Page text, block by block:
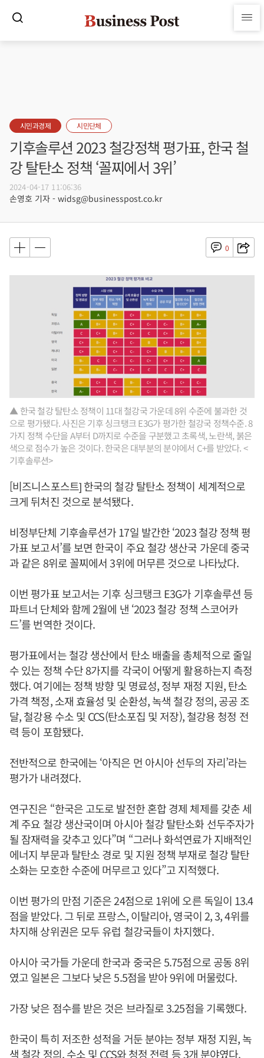
시민과경제 시민단체
기후솔루션 2023 철강정책 평가표, 한국 철
강 탈탄소 정책 ‘꼴찌에서 3위’
2024-04-17 11:06:36
손영호 기자 - widsg@businesspost.co.kr
0
▲ 한국 철강 탈탄소 정책이 11대 철강국 가운데 8위 수준에 불과한 것
으로 평가됐다. 사진은 기후 싱크탱크 E3G가 평가한 철강국 정책수준. 8
가지 정책 수단을 A부터 D까지로 수준을 구분했고 초록색, 노란색, 붉은
색으로 점수가 높은 것이다. 한국은 대부분의 분야에서 C+를 받았다. <
기후솔루션>
[비즈니스포스트] 한국의 철강 탈탄소 정책이 세계적으로
크게 뒤처진 것으로 분석됐다.
비정부단체 기후솔루션가 17일 발간한 ‘2023 철강 정책 평
가표 보고서’를 보면 한국이 주요 철강 생산국 가운데 중국
과 같은 8위로 꼴찌에서 3위에 머무른 것으로 나타났다.
이번 평가표 보고서는 기후 싱크탱크 E3G가 기후솔루션 등
파트너 단체와 함께 2월에 낸 ‘2023 철강 정책 스코어카
드’를 번역한 것이다.
평가표에서는 철강 생산에서 탄소 배출을 총체적으로 줄일
수 있는 정책 수단 8가지를 각국이 어떻게 활용하는지 측정
했다. 여기에는 정책 방향 및 명료성, 정부 재정 지원, 탄소
가격 책정, 소재 효율성 및 순환성, 녹색 철강 정의, 공공 조
달, 철강용 수소 및 CCS(탄소포집 및 저장), 철강용 청정 전
력 등이 포함됐다.
전반적으로 한국에는 ‘아직은 먼 아시아 선두의 자리’라는
평가가 내려졌다.
연구진은 “한국은 고도로 발전한 혼합 경제 체제를 갖춘 세
계 주요 철강 생산국이며 아시아 철강 탈탄소화 선두주자가
될 잠재력을 갖추고 있다”며 “그러나 화석연료가 지배적인
에너지 부문과 탈탄소 경로 및 지원 정책 부재로 철강 탈탄
소화는 모호한 수준에 머무르고 있다”고 지적했다.
이번 평가의 만점 기준은 24점으로 1위에 오른 독일이 13.4
점을 받았다. 그 뒤로 프랑스, 이탈리아, 영국이 2, 3, 4위를
차지해 상위권은 모두 유럽 철강국들이 차지했다.
아시아 국가들 가운데 한국과 중국은 5.75점으로 공동 8위
였고 일본은 그보다 낮은 5.5점을 받아 9위에 머물렀다.
가장 낮은 점수를 받은 것은 브라질로 3.25점을 기록했다.
한국이 특히 저조한 성적을 거둔 분야는 정부 재정 지원, 녹
색 철강 정의, 수소 및 CCS와 청정 전력 등 3개 분야였다.